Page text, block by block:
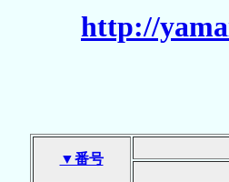
http://
▼番号